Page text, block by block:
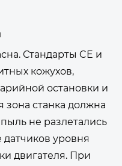
Стандарты CE и
кожухов,
остановки и
зона станка должна
не разлетались
уровня
двигателя. При